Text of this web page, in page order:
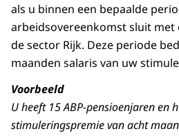
als u binnen een bepaalde
arbeidsovereenkomst sluit met
de sector Rijk. Deze periode
maanden salaris van uw
Voorbeeld
U heeft 15 ABP-pensioenjaren en
stimuleringspremie van acht